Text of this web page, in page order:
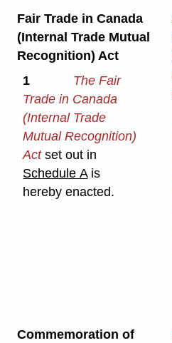
Fair Trade in Canada
(Internal Trade Mutual
Recognition) Act
1
The Fair
Trade in Canada
(Internal Trade
Mutual Recognition)
Act set out in
Schedule Ais
hereby enacted.
Commemoration of